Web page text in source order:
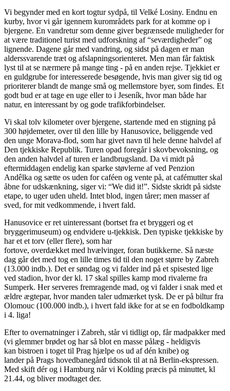
Vi begynder med en kort togtur sydpå, til Velké Losiny. Endnu en
kurby, hvor vi går igennem kurområdets park for at komme op i
bjergene. En vandretur som denne giver begrænsede muligheder for
at være traditionel turist med udforskning af “seværdigheder” og
lignende. Dagene går med vandring, og sidst på dagen er man
alderssvarende træt og afslapningsorienteret. Men man får faktisk
lyst til at se nærmere på mange ting - på en anden rejse. Tjekkiet er
en guldgrube for interesserede besøgende, hvis man giver sig tid og
prioriterer blandt de mange små og mellemstore byer, som findes. Et
godt bud er at tage en uge eller to i Jeseník, hvor man både har
natur, en interessant by og gode trafikforbindelser.
Vi skal tolv kilometer over bjergene, startende med en stigning på
300 højdemeter, over til den lille by Hanusovice, beliggende ved
den unge Morava-flod, som har givet navn til hele denne halvdel af
Den tjekkiske Republik. Turen opad foregår i skovbevoksning, og
den anden halvdel af turen er landbrugsland. Da vi midt på
eftermiddagen endelig kan sparke støvlerne af ved Penzion
Andêlka og sætte os uden for caféen og vente på, at cafémutter skal
åbne for udskænkning, siger vi: “We did it!”. Sidste skridt på sidste
etape, to uger uden uheld. Intet blod, ingen tårer; men masser af
sved, for mit vedkommende, i hvert fald.
Hanusovice er ret uinteressant (bortset fra et bryggeri og et
bryggerimuseum) og endvidere u-tjekkisk. Den typiske tjekkiske by
har et et torv (eller flere), som har
fortove, overdækket med hvælvinger, foran butikkerne. Så næste
dag går det med tog en lille times tid til den noget større by Zabreh
(13.000 indb.). Det er søndag og vi falder ind på et spisested lige
ved stadion, hvor der kl. 17 skal spilles kamp mod rivalerne fra
Sumperk. Her serveres fremragende mad, og vi falder i snak med et
ældre ægtepar, hvor manden taler udmærket tysk. De er på biltur fra
Olomouc (100.000 indb.), i hvert fald ikke for at se en fodboldkamp
i 4. liga!
Efter to overnatninger i Zabreh, står vi tidligt op, får madpakker med
(vi glemmer brødet og har så blot en masse pålæg - heldigvis
kan bistroen i toget til Prag hjælpe os ud af dén knibe) og
lander på Prags hovedbanegård tidsnok til at nå Berlin-ekspressen.
Med skift dér og i Hamburg når vi Kolding præcis på minuttet, kl
21.44, og bliver modtaget der.